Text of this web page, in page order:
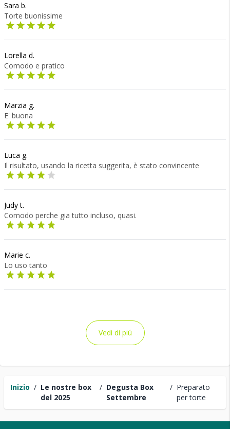
Inizio / Le nostre box
del 2025
/ Degusta Box
Settembre
/ Preparato
per torte
Sara b.
Torte buonissime
Lorella d.
Comodo e pratico
Marzia g.
E' buona
Luca g.
Il risultato, usando la ricetta suggerita, è stato convincente
Judy t.
Comodo perche gia tutto incluso, quasi.
Marie c.
Lo uso tanto
Vedi di piú